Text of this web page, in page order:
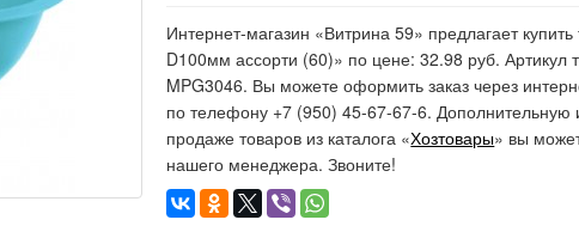
Интернет-магазин «Витрина 59» предлагает
D100мм ассорти (60)» по цене: 32.98 руб. Артикул
MPG3046. Вы можете оформить заказ через
по телефону +7 (950) 45-67-67-6.
продаже товаров из каталога «Хозтовары» вы
нашего менеджера. Звоните!